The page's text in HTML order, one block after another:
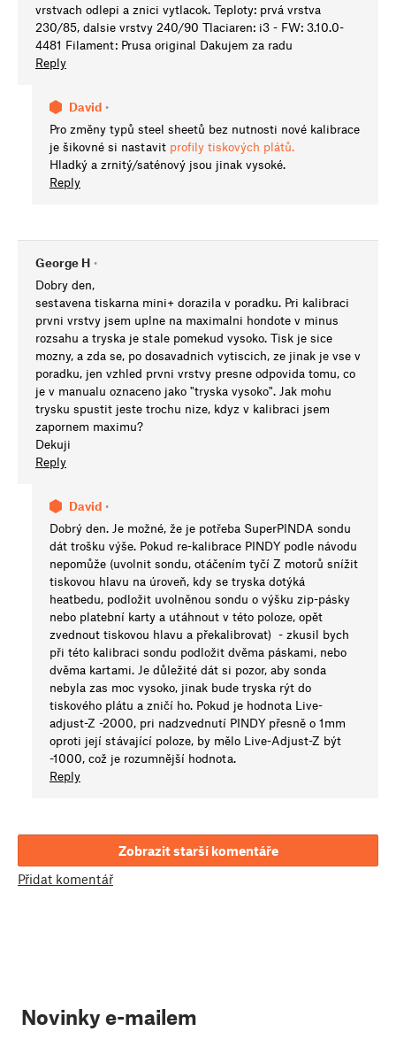
vrstvach odlepi a znici vytlacok. Teploty: prvá vrstva
230/85, dalsie vrstvy 240/90 Tlaciaren: i3 - FW: 3.10.0-
4481 Filament: Prusa original Dakujem za radu
Reply
David •
Pro změny typů steel sheetů bez nutnosti nové kalibrace
je šikovné si nastavit profily tiskových plátů.
Hladký a zrnitý/saténový jsou jinak vysoké.
Reply
George H •
Dobry den,
sestavena tiskarna mini+ dorazila v poradku. Pri kalibraci
prvni vrstvy jsem uplne na maximalni hondote v minus
rozsahu a tryska je stale pomekud vysoko. Tisk je sice
mozny, a zda se, po dosavadnich vytiscich, ze jinak je vse v
poradku, jen vzhled prvni vrstvy presne odpovida tomu, co
je v manualu oznaceno jako "tryska vysoko". Jak mohu
trysku spustit jeste trochu nize, kdyz v kalibraci jsem
zapornem maximu?
Dekuji
Reply
David •
Dobrý den. Je možné, že je potřeba SuperPINDA sondu
dát trošku výše. Pokud re-kalibrace PINDY podle návodu
nepomůže (uvolnit sondu, otáčením tyčí Z motorů snížit
tiskovou hlavu na úroveň, kdy se tryska dotýká
heatbedu, podložit uvolněnou sondu o výšku zip-pásky
nebo platební karty a utáhnout v této poloze, opět
zvednout tiskovou hlavu a překalibrovat) - zkusil bych
při této kalibraci sondu podložit dvěma páskami, nebo
dvěma kartami. Je důležité dát si pozor, aby sonda
nebyla zas moc vysoko, jinak bude tryska rýt do
tiskového plátu a zničí ho. Pokud je hodnota Live-
adjust-Z -2000, pri nadzvednutí PINDY přesně o 1mm
oproti její stávající poloze, by mělo Live-Adjust-Z být
-1000, což je rozumnější hodnota.
Reply
Zobrazit starší komentáře
Přidat komentář
Novinky e-mailem